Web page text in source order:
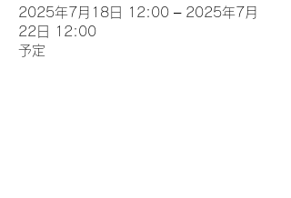
2025年7月18日 12:00 – 2025年7月
22日 12:00
予定